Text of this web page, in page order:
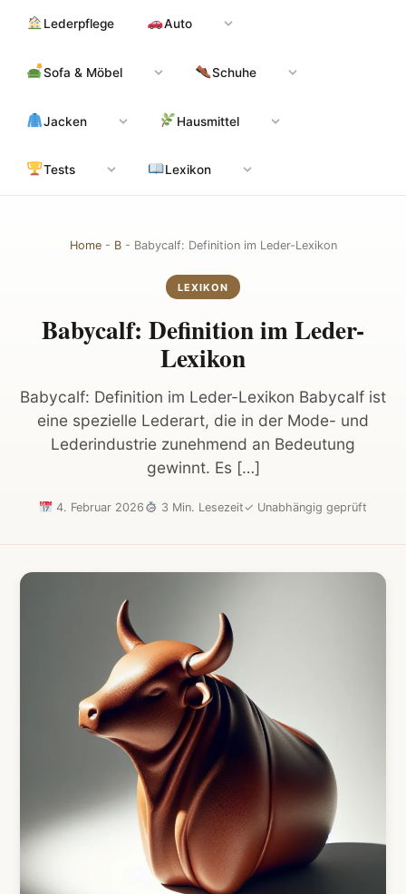
Inhalt
Lederpflege Auto
Sofa & Möbel Schuhe
Jacken Hausmittel
Tests Lexikon
Home- B- Babycalf: Definition im Leder-Lexikon
LEXIKON
Babycalf: Definition im Leder-
Lexikon
Babycalf: Definition im Leder-Lexikon Babycalf ist
eine spezielle Lederart, die in der Mode- und
Lederindustrie zunehmend an Bedeutung
gewinnt. Es […]
4. Februar 2026 3 Min. Lesezeit✓ Unabhängig geprüft